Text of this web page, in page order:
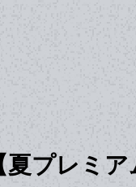
夏プレミ